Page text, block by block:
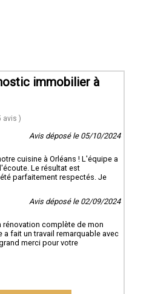
immobilier à
avis )
Avis déposé le 05/10/2024
cuisine à Orléans ! L'équipe a
Le résultat est
parfaitement respectés. Je
Avis déposé le 02/09/2024
rénovation complète de mon
a fait un travail remarquable avec
merci pour votre